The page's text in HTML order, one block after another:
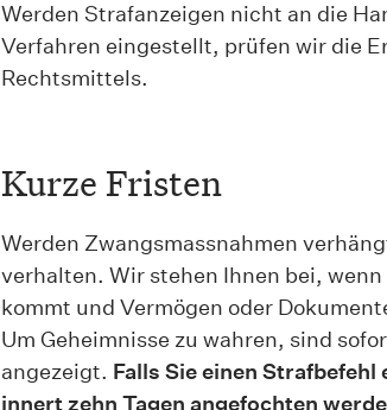
Werden Strafanzeigen nicht an die
Verfahren eingestellt, prüfen wir die
Rechtsmittels.
Kurze Fristen
Werden Zwangsmassnahmen
verhalten. Wir stehen Ihnen bei,
kommt und Vermögen oder
Um Geheimnisse zu wahren, sind
angezeigt. Falls Sie einen
innert zehn Tagen angefochten